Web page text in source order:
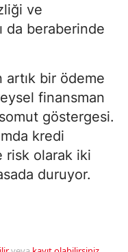
ve
da beraberinde
artık bir ödeme
finansman
göstergesi.
kredi
risk olarak iki
duruyor.